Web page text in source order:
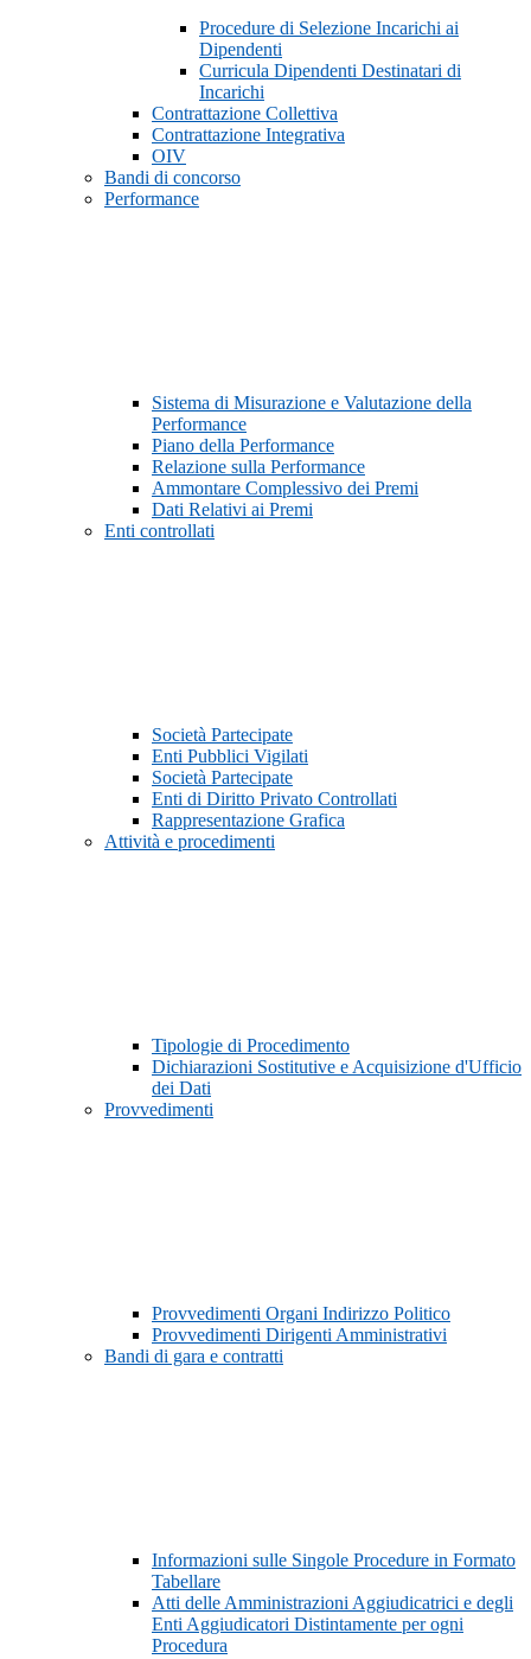
Procedure di Selezione Incarichi ai
Dipendenti
Curricula Dipendenti Destinatari di
Incarichi
Contrattazione Collettiva
Contrattazione Integrativa
OIV
Bandi di concorso
Performance
Sistema di Misurazione e Valutazione della
Performance
Piano della Performance
Relazione sulla Performance
Ammontare Complessivo dei Premi
Dati Relativi ai Premi
Enti controllati
Società Partecipate
Enti Pubblici Vigilati
Società Partecipate
Enti di Diritto Privato Controllati
Rappresentazione Grafica
Attività e procedimenti
Tipologie di Procedimento
Dichiarazioni Sostitutive e Acquisizione d'Ufficio
dei Dati
Provvedimenti
Provvedimenti Organi Indirizzo Politico
Provvedimenti Dirigenti Amministrativi
Bandi di gara e contratti
Informazioni sulle Singole Procedure in Formato
Tabellare
Atti delle Amministrazioni Aggiudicatrici e degli
Enti Aggiudicatori Distintamente per ogni
Procedura